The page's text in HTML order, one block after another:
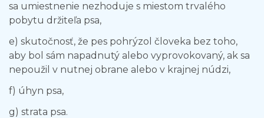
sa umiestnenie nezhoduje s miestom trvalého
pobytu držiteľa psa,
e) skutočnosť, že pes pohrýzol človeka bez toho,
aby bol sám napadnutý alebo vyprovokovaný, ak sa
nepoužil v nutnej obrane alebo v krajnej núdzi,
f) úhyn psa,
g) strata psa.